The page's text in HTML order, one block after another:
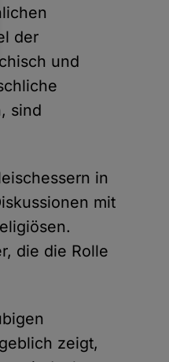
der
und
sind
in
mit
die die Rolle
zeigt,